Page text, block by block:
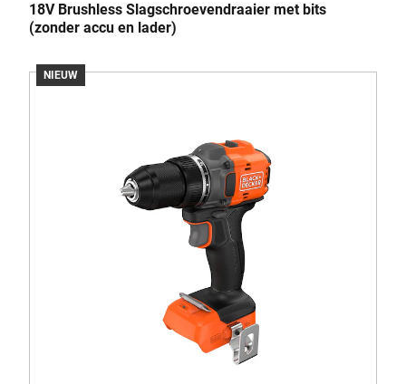
18V Brushless Slagschroevendraaier met bits
(zonder accu en lader)
NIEUW